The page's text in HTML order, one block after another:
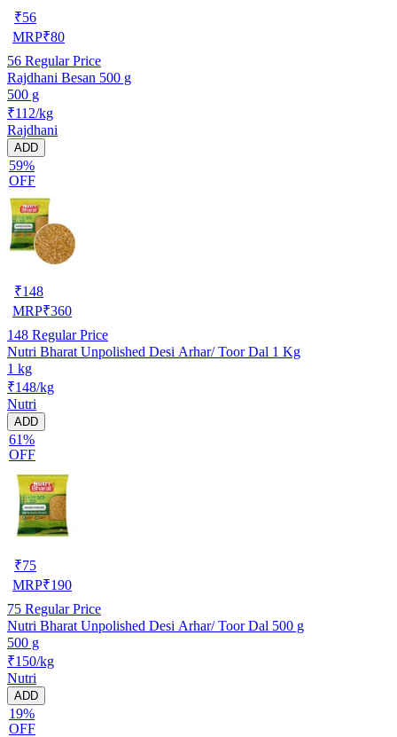
₹56
MRP₹80
56 Regular Price
Rajdhani Besan 500 g
500 g
₹112/kg
Rajdhani
ADD
59%
OFF
₹148
MRP₹360
148 Regular Price
Nutri Bharat Unpolished Desi Arhar/ Toor Dal 1 Kg
1 kg
₹148/kg
Nutri
ADD
61%
OFF
₹75
MRP₹190
75 Regular Price
Nutri Bharat Unpolished Desi Arhar/ Toor Dal 500 g
500 g
₹150/kg
Nutri
ADD
19%
OFF